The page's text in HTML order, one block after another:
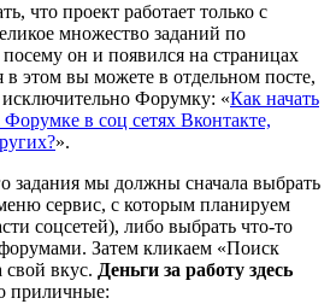
что проект работает только с
множество заданий по
посему он и появился на страницах
в этом вы можете в отдельном посте,
Форумку: «Как начать
Форумке в соц сетях Вконтакте,
».
задания мы должны сначала выбрать
сервис, с которым планируем
соцсетей), либо выбрать что-то
Затем кликаем «Поиск
свой вкус. Деньги за работу здесь
приличные: